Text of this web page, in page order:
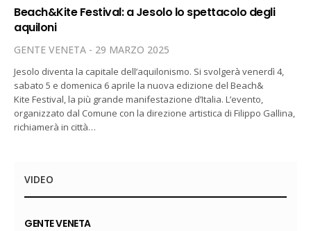
Beach&Kite Festival: a Jesolo lo spettacolo degli
aquiloni
GENTE VENETA 29 MARZO 2025
Jesolo diventa la capitale dell’aquilonismo. Si svolgerà venerdì 4,
sabato 5 e domenica 6 aprile la nuova edizione del Beach&
Kite Festival, la più grande manifestazione d’Italia. L’evento,
organizzato dal Comune con la direzione artistica di Filippo Gallina,
richiamerà in città…
VIDEO
GENTE VENETA